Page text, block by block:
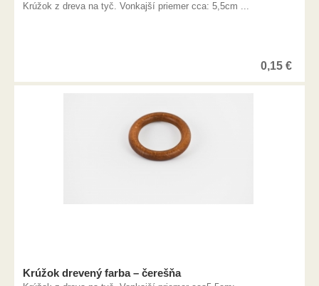
Krúžok z dreva na tyč. Vonkajší priemer cca: 5,5cm ...
0,15 €
Krúžok drevený farba – čerešňa